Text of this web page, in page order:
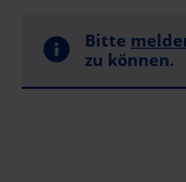
Bitte
zu können.